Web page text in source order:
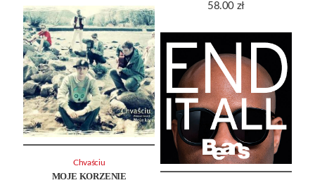
58.00 zł
MOJE KORZENIE
Chvaściu